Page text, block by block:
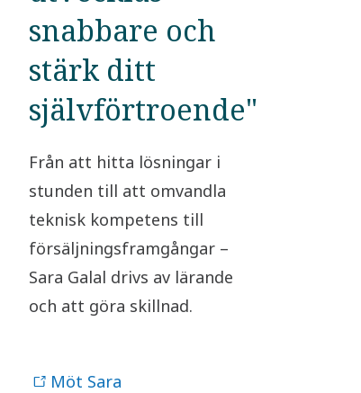
snabbare och
stärk ditt
självförtroende"
Från att hitta lösningar i
stunden till att omvandla
teknisk kompetens till
försäljningsframgångar –
Sara Galal drivs av lärande
och att göra skillnad.
Möt Sara